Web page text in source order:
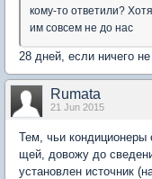
кому-то ответили?
им совсем не до нас
28 дней, если ничего не
Rumata
21 Jun 2015
Тем, чьи кондиционеры
щей, довожу до
установлен источник